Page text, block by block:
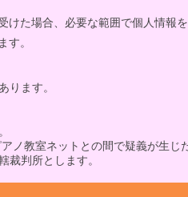
た場合、必要な範囲で個人情報
す。
ります。
ノ教室ネットとの間で疑義が生
裁判所とします。